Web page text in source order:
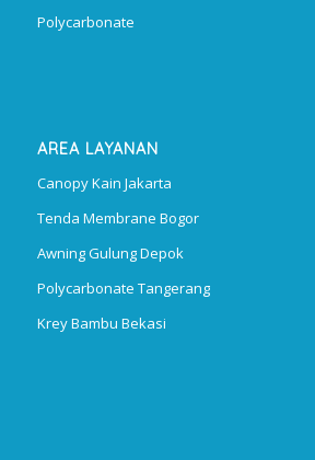
Polycarbonate
AREA LAYANAN
Canopy Kain Jakarta
Tenda Membrane Bogor
Awning Gulung Depok
Polycarbonate Tangerang
Krey Bambu Bekasi